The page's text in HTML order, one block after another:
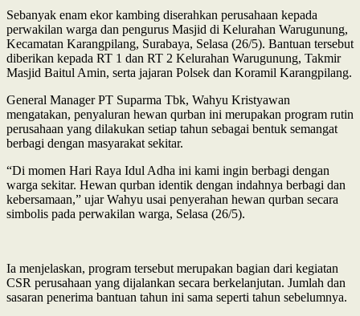
Sebanyak enam ekor kambing diserahkan perusahaan kepada
perwakilan warga dan pengurus Masjid di Kelurahan Warugunung,
Kecamatan Karangpilang, Surabaya, Selasa (26/5). Bantuan tersebut
diberikan kepada RT 1 dan RT 2 Kelurahan Warugunung, Takmir
Masjid Baitul Amin, serta jajaran Polsek dan Koramil Karangpilang.
General Manager PT Suparma Tbk, Wahyu Kristyawan
mengatakan, penyaluran hewan qurban ini merupakan program rutin
perusahaan yang dilakukan setiap tahun sebagai bentuk semangat
berbagi dengan masyarakat sekitar.
“Di momen Hari Raya Idul Adha ini kami ingin berbagi dengan
warga sekitar. Hewan qurban identik dengan indahnya berbagi dan
kebersamaan,” ujar Wahyu usai penyerahan hewan qurban secara
simbolis pada perwakilan warga, Selasa (26/5).
Ia menjelaskan, program tersebut merupakan bagian dari kegiatan
CSR perusahaan yang dijalankan secara berkelanjutan. Jumlah dan
sasaran penerima bantuan tahun ini sama seperti tahun sebelumnya.